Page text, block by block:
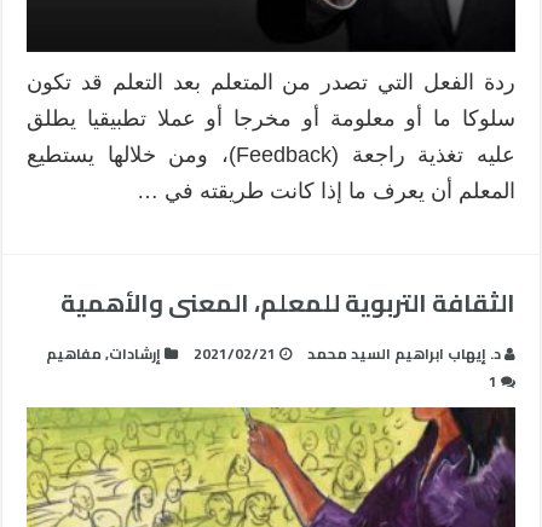
ردة الفعل التي تصدر من المتعلم بعد التعلم قد تكون
سلوكا ما ‌أو معلومة أو مخرجا أو عملا تطبيقيا يطلق
عليه تغذية راجعة (Feedback)، ومن خلالها يستطيع
المعلم ‌أن يعرف ما إذا كانت طريقته في …
الثقافة التربوية للمعلم، المعنى والأهمية
د. إيهاب ابراهيم السيد محمد 2021/02/21 إرشادات,مفاهيم
1